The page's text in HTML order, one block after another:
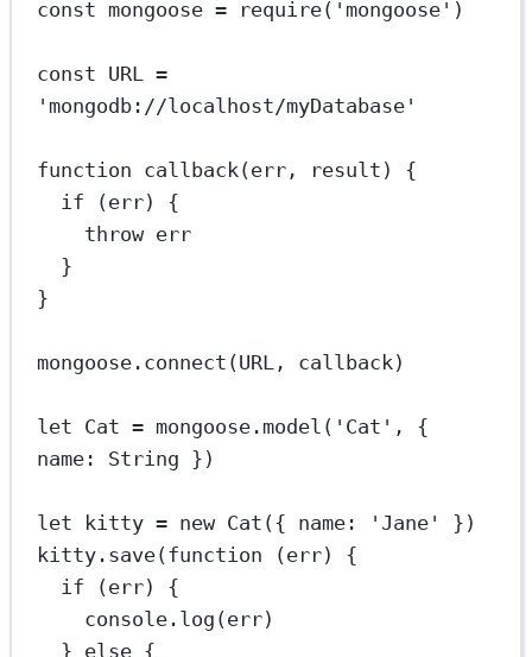
const mongoose = require( 'mongoose' )
const URL
=
'mongodb://localhost/myDatabase'
function callback (err , result ) {
if (err) {
throw err
}
}
mongoose. connect (URL , callback)
let Cat = mongoose. model ( 'Cat' , {
name: String })
let kitty = new Cat ({ name: 'Jane'
})
kitty. save(function (err) {
if (err) {
console. log (err)
} else {